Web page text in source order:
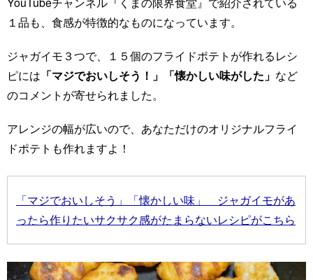
１品も、食感が特徴的なものになっています。
ジャガイモ３つで、１５個のフライドポテトが作れるレシ
ピには 「マジでおいしそう！」「懐かしい味がした」 など
のコメントが寄せられました。
アレンジの幅が広いので、あなただけのオリジナルフライ
ドポテトも作れますよ！
「マジでおいしそう」「懐かしい味」 ジャガイモがあ
ったら作りたいサクサク感がたまらないレシピがこちら